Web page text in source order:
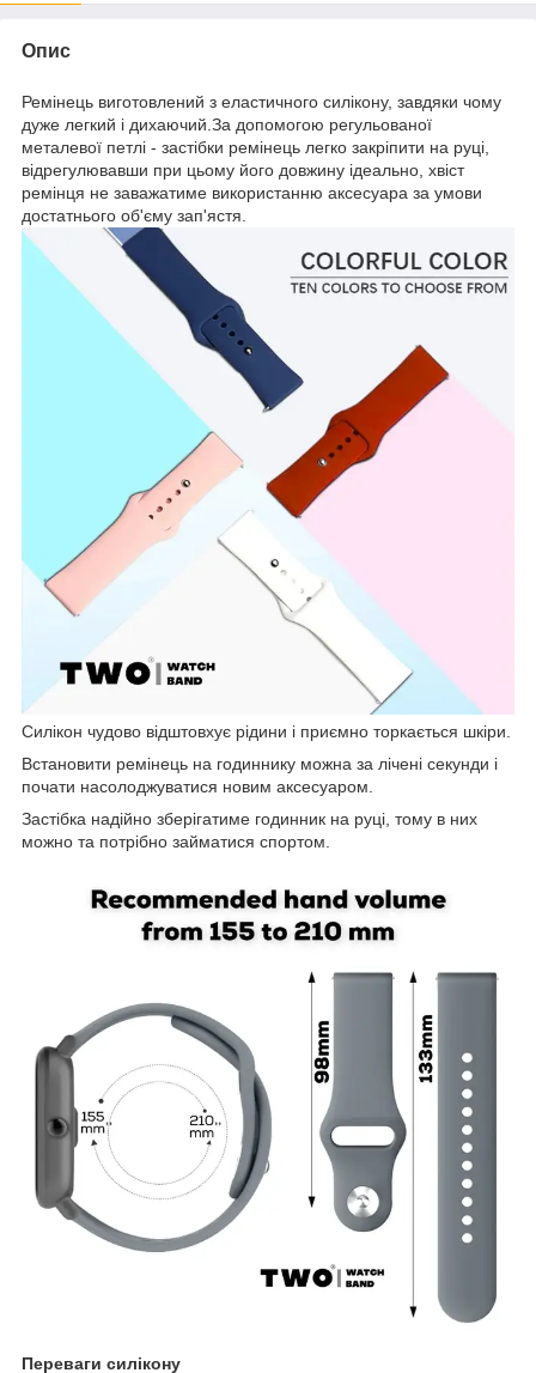
Опис
Ремінець виготовлений з еластичного силікону, завдяки чому
дуже легкий і дихаючий.За допомогою регульованої
металевої петлі - застібки ремінець легко закріпити на руці,
відрегулювавши при цьому його довжину ідеально, хвіст
ремінця не заважатиме використанню аксесуара за умови
достатнього об'єму зап'ястя.
Силікон чудово відштовхує рідини і приємно торкається шкіри.
Встановити ремінець на годиннику можна за лічені секунди і
почати насолоджуватися новим аксесуаром.
Застібка надійно зберігатиме годинник на руці, тому в них
можно та потрібно займатися спортом.
Переваги силікону